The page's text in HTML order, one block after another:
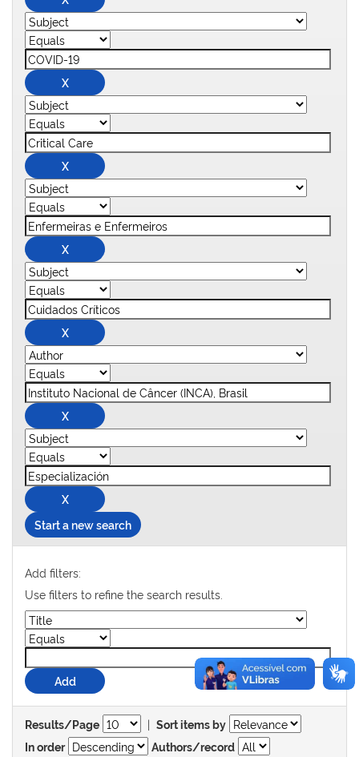
Start a new search
Add filters:
Use filters to refine the search results.
Results/Page | Sort items by
In order
Authors/record